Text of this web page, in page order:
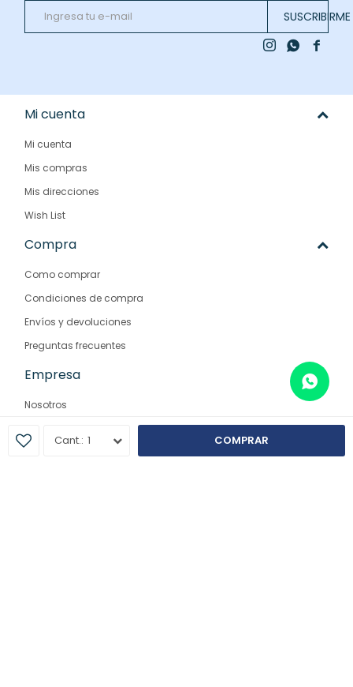
1 COMPRAR
SUSCRIBIRME

 
Mi cuenta
Mi cuenta
Mis compras
Mis direcciones
Wish List
Compra
Como comprar
Condiciones de compra
Envíos y devoluciones
Preguntas frecuentes
Empresa
Nosotros